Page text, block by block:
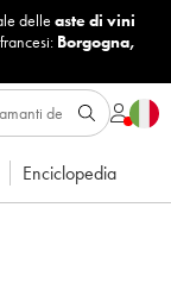
delle aste di vini
Borgogna,
Enciclopedia